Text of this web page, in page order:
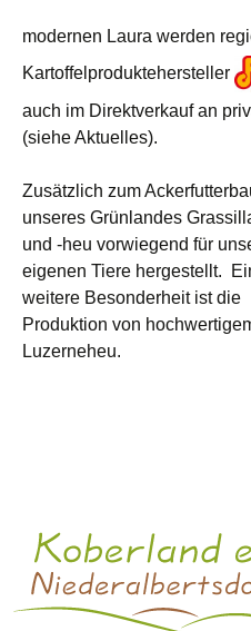
modernen Laura werden
Kartoffelproduktehersteller
auch im Direktverkauf an
(siehe Aktuelles).
Zusätzlich zum
unseres Grünlandes
und -heu vorwiegend für
eigenen Tiere hergestellt.
weitere Besonderheit ist die
Produktion von
Luzerneheu.